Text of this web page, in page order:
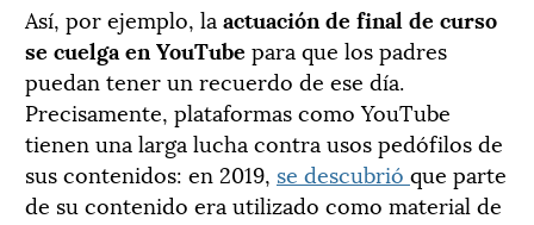
Así, por ejemplo, la actuación de final de curso
se cuelga en YouTube para que los padres
puedan tener un recuerdo de ese día.
Precisamente, plataformas como YouTube
tienen una larga lucha contra usos pedófilos de
sus contenidos: en 2019, se descubrió que parte
de su contenido era utilizado como material de